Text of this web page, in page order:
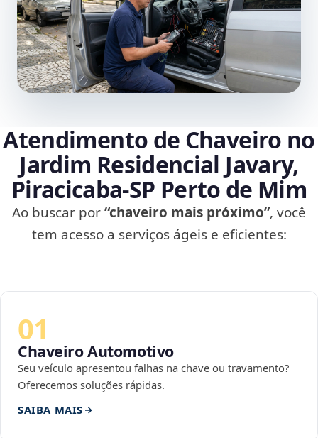
Atendimento de Chaveiro no
Jardim Residencial Javary,
Piracicaba‑SP Perto de Mim
Ao buscar por“chaveiro mais próximo”, você
tem acesso a serviços ágeis e eficientes:
01
Chaveiro Automotivo
Seu veículo apresentou falhas na chave ou travamento?
Oferecemos soluções rápidas.
SAIBA MAIS